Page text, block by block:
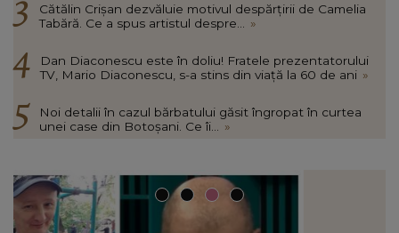
Cătălin Crișan dezvăluie motivul despărțirii de Camelia
Tabără. Ce a spus artistul despre...
»
Dan Diaconescu este în doliu! Fratele prezentatorului
TV, Mario Diaconescu, s-a stins din viață la 60 de ani »
Noi detalii în cazul bărbatului găsit îngropat în curtea
unei case din Botoșani. Ce îi...
»